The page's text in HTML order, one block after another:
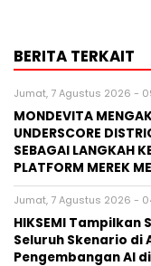
BERITA TERKAIT
Jumat, 7 Agustus 2026 -
MONDEVITA
UNDERSCORE
SEBAGAI LANGKAH
PLATFORM MEREK
Jumat, 7 Agustus 2026 -
HIKSEMI
Seluruh Skenario di
Pengembangan AI